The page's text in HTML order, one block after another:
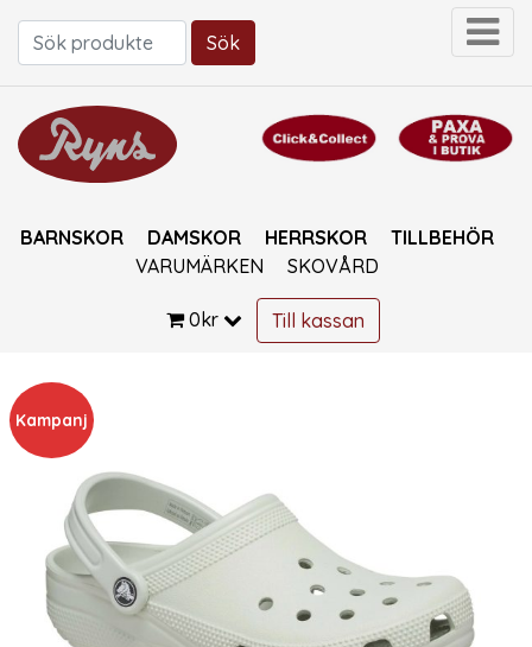
Sök efter:
Sök
BARNSKOR DAMSKOR HERRSKOR
TILLBEHÖR
VARUMÄRKEN
SKOVÅRD
0kr Till kassan
Kampanj